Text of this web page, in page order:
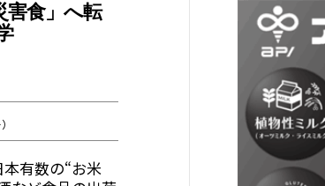
害食」へ転
有数の“お米